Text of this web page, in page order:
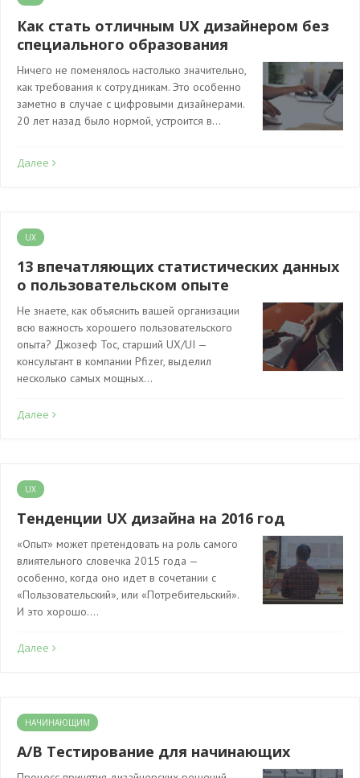
Как стать отличным UX дизайнером без
специального образования
Ничего не поменялось настолько значительно,
как требования к сотрудникам. Это особенно
заметно в случае с цифровыми дизайнерами.
20 лет назад было нормой, устроится в…
Далее
UX
13 впечатляющих статистических данных
о пользовательском опыте
Не знаете, как объяснить вашей организации
всю важность хорошего пользовательского
опыта? Джозеф Тос, старший UX/UI —
консультант в компании Pfizer, выделил
несколько самых мощных…
Далее
UX
Тенденции UX дизайна на 2016 год
«Опыт» может претендовать на роль самого
влиятельного словечка 2015 года —
особенно, когда оно идет в сочетании с
«Пользовательский», или «Потребительский».
И это хорошо.…
Далее
НАЧИНАЮЩИМ
A/B Тестирование для начинающих